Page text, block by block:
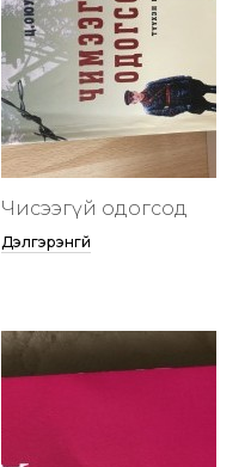
Чисээгүй одогсод
Дэлгэрэнгүй